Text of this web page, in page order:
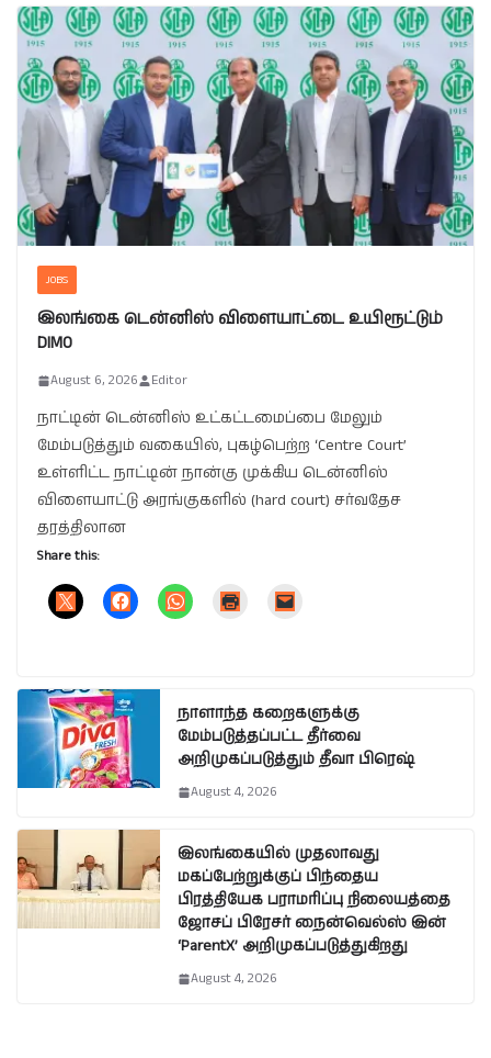
JOBS
இலங்கை டென்னிஸ் விளையாட்டை உயிரூட்டும்
DIMO
August 6, 2026 Editor
நாட்டின் டென்னிஸ் உட்கட்டமைப்பை மேலும்
மேம்படுத்தும் வகையில், புகழ்பெற்ற ‘Centre Court’
உள்ளிட்ட நாட்டின் நான்கு முக்கிய டென்னிஸ்
விளையாட்டு அரங்குகளில் (hard court) சர்வதேச
தரத்திலான
Share this:
நாளாந்த கறைகளுக்கு
மேம்படுத்தப்பட்ட தீர்வை
அறிமுகப்படுத்தும் தீவா பிரெஷ்
August 4, 2026
இலங்கையில் முதலாவது
மகப்பேற்றுக்குப் பிந்தைய
பிரத்தியேக பராமரிப்பு நிலையத்தை
ஜோசப் பிரேசர் நைன்வெல்ஸ் இன்
‘ParentX’ அறிமுகப்படுத்துகிறது
August 4, 2026